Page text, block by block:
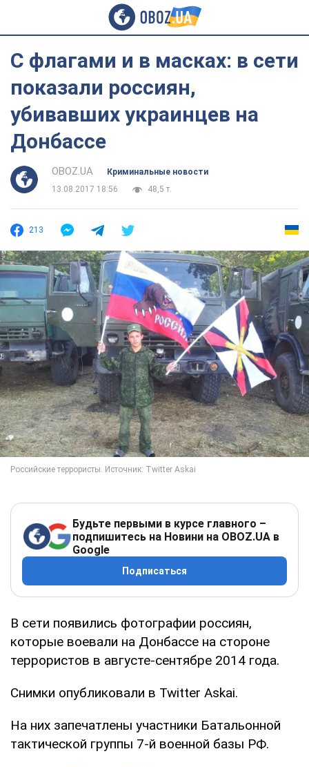
C флагами и в масках: в сети
показали россиян,
убивавших украинцев на
Донбассе
OBOZ.UA
Криминальные новости
13.08.2017 18:56
48,5 т.
213
Будьте первыми в курсе главного –
подпишитесь на Новини на OBOZ.UA в
Google
Подписаться
В сети появились фотографии россиян,
которые воевали на Донбассе на стороне
террористов в августе-сентябре 2014 года.
Снимки опубликовали в Twitter Askai‏.
На них запечатлены участники Батальонной
тактической группы 7-й военной базы РФ.